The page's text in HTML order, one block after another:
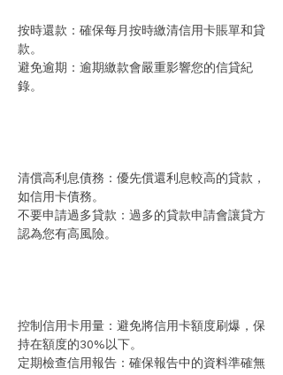
按時還款：確保每月按時繳清信用卡賬單和貸
款。
避免逾期：逾期繳款會嚴重影響您的信貸紀
錄。
清償高利息債務：優先償還利息較高的貸款，
如信用卡債務。
不要申請過多貸款：過多的貸款申請會讓貸方
認為您有高風險。
控制信用卡用量：避免將信用卡額度刷爆，保
持在額度的30%以下。
定期檢查信用報告：確保報告中的資料準確無